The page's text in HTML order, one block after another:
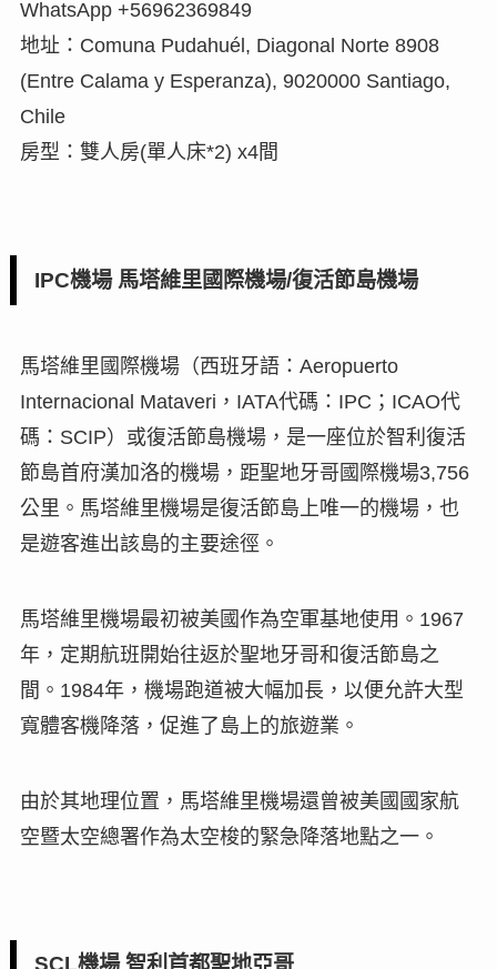
WhatsApp +56962369849
地址：Comuna Pudahuél, Diagonal Norte 8908
(Entre Calama y Esperanza), 9020000 Santiago,
Chile
房型：雙人房(單人床*2) x4間
IPC機場 馬塔維里國際機場/復活節島機場
馬塔維里國際機場（西班牙語：Aeropuerto
Internacional Mataveri，IATA代碼：IPC；ICAO代
碼：SCIP）或復活節島機場，是一座位於智利復活
節島首府漢加洛的機場，距聖地牙哥國際機場3,756
公里。馬塔維里機場是復活節島上唯一的機場，也
是遊客進出該島的主要途徑。
馬塔維里機場最初被美國作為空軍基地使用。1967
年，定期航班開始往返於聖地牙哥和復活節島之
間。1984年，機場跑道被大幅加長，以便允許大型
寬體客機降落，促進了島上的旅遊業。
由於其地理位置，馬塔維里機場還曾被美國國家航
空暨太空總署作為太空梭的緊急降落地點之一。
SCL機場 智利首都聖地亞哥